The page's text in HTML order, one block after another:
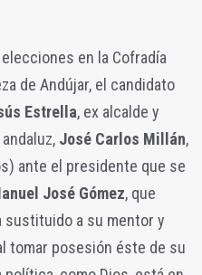
en la Cofradía
de Andújar, el candidato
Estrella, ex alcalde y
José Carlos Millán,
ante el presidente que se
José Gómez, que
a su mentor y
tomar posesión éste de su